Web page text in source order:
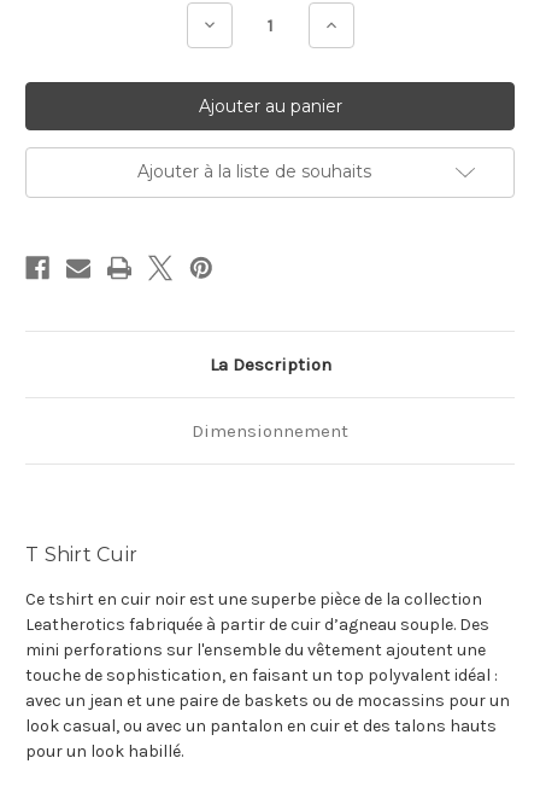
Diminuer Augmenter
Ajouter à la liste de souhaits
La Description
Dimensionnement
T Shirt Cuir
Ce tshirt en cuir noir est une superbe pièce de la collection
Leatherotics fabriquée à partir de cuir d’agneau souple. Des
mini perforations sur l'ensemble du vêtement ajoutent une
touche de sophistication, en faisant un top polyvalent idéal :
avec un jean et une paire de baskets ou de mocassins pour un
look casual, ou avec un pantalon en cuir et des talons hauts
pour un look habillé.